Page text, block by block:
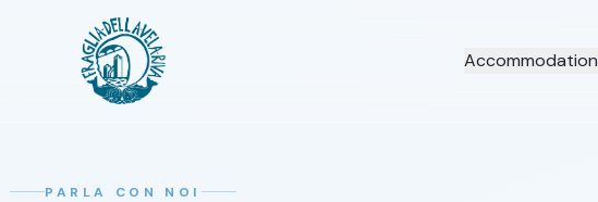
Accommodation
PARLA CON NOI